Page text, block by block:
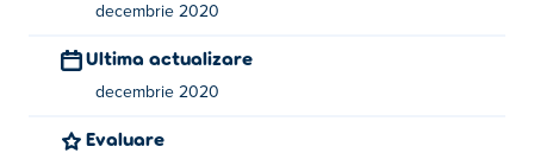
decembrie 2020
Ultima actualizare
decembrie 2020
Evaluare